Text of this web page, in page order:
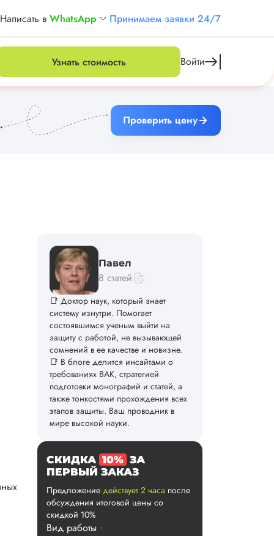
Написать в WhatsApp Принимаем заявки 24/7
Узнать стоимость Войти
Проверить цену
Павел
8 статей
📑 Доктор наук, который знает
систему изнутри. Помогает
состоявшимся ученым выйти на
защиту с работой, не вызывающей
сомнений в ее качестве и новизне.
📑 В блоге делится инсайтами о
требованиях ВАК, стратегией
подготовки монографий и статей, а
также тонкостями прохождения всех
этапов защиты. Ваш проводник в
мире высокой науки.
СКИДКА 10% ЗА
ПЕРВЫЙ ЗАКАЗ
Предложение действует 2 часа после
обсуждения итоговой цены со
скидкой 10%
Вид работы *